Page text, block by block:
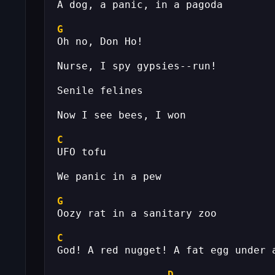
A dog, a panic, in a pagoda
G
Oh no, Don Ho!
Nurse, I spy gypsies--run!
Senile felines
Now I see bees, I won
C
UFO tofu
We panic in a pew
G
Oozy rat in a sanitary zoo
C
God! A red nugget! A fat egg under